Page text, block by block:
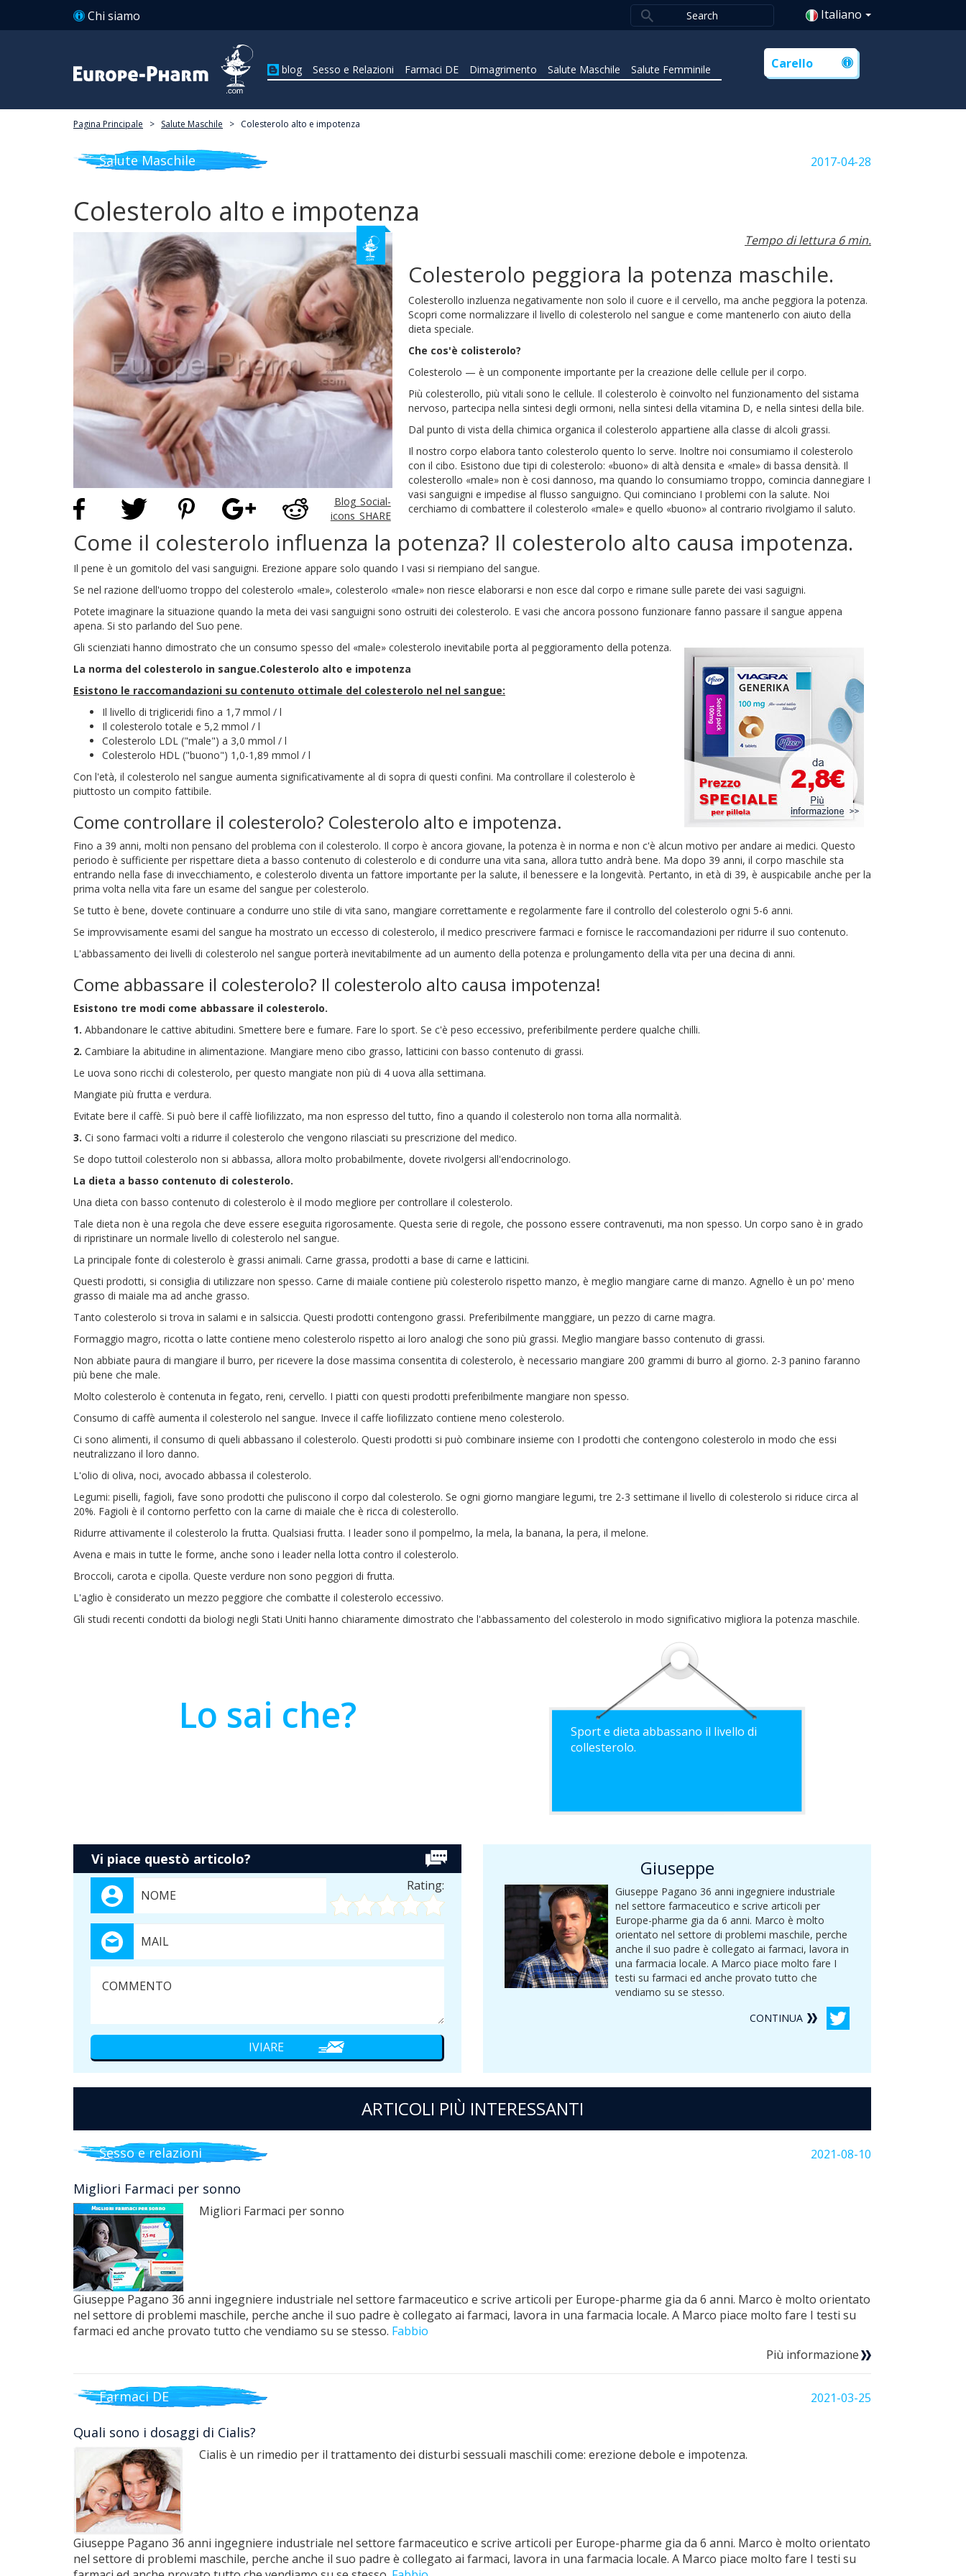
Chi siamo Italiano
blog Sesso e Relazioni Farmaci DE Dimagrimento Salute Maschile Salute Femminile Carello
Pagina Principale > Salute Maschile > Colesterolo alto e impotenza
Salute Maschile 2017-04-28
Colesterolo alto e impotenza
Blog_Social-
icons_SHARE
Tempo di lettura 6 min.
Colesterolo peggiora la potenza maschile.
Colesterollo inzluenza negativamente non solo il cuore e il cervello, ma anche peggiora la potenza.
Scopri come normalizzare il livello di colesterolo nel sangue e come mantenerlo con aiuto della
dieta speciale.
Che cos'è colisterolo?
Colesterolo — è un componente importante per la creazione delle cellule per il corpo.
Più colesterollo, più vitali sono le cellule. Il colesterolo è coinvolto nel funzionamento del sistama
nervoso, partecipa nella sintesi degli ormoni, nella sintesi della vitamina D, e nella sintesi della bile.
Dal punto di vista della chimica organica il colesterolo appartiene alla classe di alcoli grassi.
Il nostro corpo elabora tanto colesterolo quento lo serve. Inoltre noi consumiamo il colesterolo
con il cibo. Esistono due tipi di colesterolo: «buono» di altà densita e «male» di bassa densità. Il
colesterollo «male» non è cosi dannoso, ma quando lo consumiamo troppo, comincia dannegiare I
vasi sanguigni e impedise al flusso sanguigno. Qui cominciano I problemi con la salute. Noi
cerchiamo di combattere il colesterolo «male» e quello «buono» al contrario rivolgiamo il saluto.
Come il colesterolo influenza la potenza? Il colesterolo alto causa impotenza.
Il pene è un gomitolo del vasi sanguigni. Erezione appare solo quando I vasi si riempiano del sangue.
Se nel razione dell'uomo troppo del colesterolo «male», colesterolo «male» non riesce elaborarsi e non esce dal corpo e rimane sulle parete dei vasi saguigni.
Potete imaginare la situazione quando la meta dei vasi sanguigni sono ostruiti dei colesterolo. E vasi che ancora possono funzionare fanno passare il sangue appena
apena. Si sto parlando del Suo pene.
Gli scienziati hanno dimostrato che un consumo spesso del «male» colesterolo inevitabile porta al peggioramento della potenza.
La norma del colesterolo in sangue.Colesterolo alto e impotenza
Esistono le raccomandazioni su contenuto ottimale del colesterolo nel nel sangue:
Il livello di trigliceridi fino a 1,7 mmol / l
Il colesterolo totale e 5,2 mmol / l
Colesterolo LDL ("male") a 3,0 mmol / l
Colesterolo HDL ("buono") 1,0-1,89 mmol / l
Con l'età, il colesterolo nel sangue aumenta significativamente al di sopra di questi confini. Ma controllare il colesterolo è
piuttosto un compito fattibile.
Come controllare il colesterolo? Colesterolo alto e impotenza.
Fino a 39 anni, molti non pensano del problema con il colesterolo. Il corpo è ancora giovane, la potenza è in norma e non c'è alcun motivo per andare ai medici. Questo
periodo è sufficiente per rispettare dieta a basso contenuto di colesterolo e di condurre una vita sana, allora tutto andrà bene. Ma dopo 39 anni, il corpo maschile sta
entrando nella fase di invecchiamento, e colesterolo diventa un fattore importante per la salute, il benessere e la longevità. Pertanto, in età di 39, è auspicabile anche per la
prima volta nella vita fare un esame del sangue per colesterolo.
Se tutto è bene, dovete continuare a condurre uno stile di vita sano, mangiare correttamente e regolarmente fare il controllo del colesterolo ogni 5-6 anni.
Se improvvisamente esami del sangue ha mostrato un eccesso di colesterolo, il medico prescrivere farmaci e fornisce le raccomandazioni per ridurre il suo contenuto.
L'abbassamento dei livelli di colesterolo nel sangue porterà inevitabilmente ad un aumento della potenza e prolungamento della vita per una decina di anni.
Come abbassare il colesterolo? Il colesterolo alto causa impotenza!
Esistono tre modi come abbassare il colesterolo.
1. Abbandonare le cattive abitudini. Smettere bere e fumare. Fare lo sport. Se c'è peso eccessivo, preferibilmente perdere qualche chilli.
2. Cambiare la abitudine in alimentazione. Mangiare meno cibo grasso, latticini con basso contenuto di grassi.
Le uova sono ricchi di colesterolo, per questo mangiate non più di 4 uova alla settimana.
Mangiate più frutta e verdura.
Evitate bere il caffè. Si può bere il caffè liofilizzato, ma non espresso del tutto, fino a quando il colesterolo non torna alla normalità.
3. Ci sono farmaci volti a ridurre il colesterolo che vengono rilasciati su prescrizione del medico.
Se dopo tuttoil colesterolo non si abbassa, allora molto probabilmente, dovete rivolgersi all'endocrinologo.
La dieta a basso contenuto di colesterolo.
Una dieta con basso contenuto di colesterolo è il modo megliore per controllare il colesterolo.
Tale dieta non è una regola che deve essere eseguita rigorosamente. Questa serie di regole, che possono essere contravenuti, ma non spesso. Un corpo sano è in grado
di ripristinare un normale livello di colesterolo nel sangue.
La principale fonte di colesterolo è grassi animali. Carne grassa, prodotti a base di carne e latticini.
Questi prodotti, si consiglia di utilizzare non spesso. Carne di maiale contiene più colesterolo rispetto manzo, è meglio mangiare carne di manzo. Agnello è un po' meno
grasso di maiale ma ad anche grasso.
Tanto colesterolo si trova in salami e in salsiccia. Questi prodotti contengono grassi. Preferibilmente manggiare, un pezzo di carne magra.
Formaggio magro, ricotta o latte contiene meno colesterolo rispetto ai loro analogi che sono più grassi. Meglio mangiare basso contenuto di grassi.
Non abbiate paura di mangiare il burro, per ricevere la dose massima consentita di colesterolo, è necessario mangiare 200 grammi di burro al giorno. 2-3 panino faranno
più bene che male.
Molto colesterolo è contenuta in fegato, reni, cervello. I piatti con questi prodotti preferibilmente mangiare non spesso.
Consumo di caffè aumenta il colesterolo nel sangue. Invece il caffe liofilizzato contiene meno colesterolo.
Ci sono alimenti, il consumo di queli abbassano il colesterolo. Questi prodotti si può combinare insieme con I prodotti che contengono colesterolo in modo che essi
neutralizzano il loro danno.
L'olio di oliva, noci, avocado abbassa il colesterolo.
Legumi: piselli, fagioli, fave sono prodotti che puliscono il corpo dal colesterolo. Se ogni giorno mangiare legumi, tre 2-3 settimane il livello di colesterolo si riduce circa al
20%. Fagioli è il contorno perfetto con la carne di maiale che è ricca di colesterollo.
Ridurre attivamente il colesterolo la frutta. Qualsiasi frutta. I leader sono il pompelmo, la mela, la banana, la pera, il melone.
Avena e mais in tutte le forme, anche sono i leader nella lotta contro il colesterolo.
Broccoli, carota e cipolla. Queste verdure non sono peggiori di frutta.
L'aglio è considerato un mezzo peggiore che combatte il colesterolo eccessivo.
Gli studi recenti condotti da biologi negli Stati Uniti hanno chiaramente dimostrato che l'abbassamento del colesterolo in modo significativo migliora la potenza maschile.
Lo sai che?
Sport e dieta abbassano il livello di
collesterolo.
Vi piace questò articolo?
Rating:
Giuseppe
Giuseppe Pagano 36 anni ingegniere industriale
nel settore farmaceutico e scrive articoli per
Europe-pharme gia da 6 anni. Marco è molto
orientato nel settore di problemi maschile, perche
anche il suo padre è collegato ai farmaci, lavora in
una farmacia locale. A Marco piace molto fare I
testi su farmaci ed anche provato tutto che
vendiamo su se stesso.
CONTINUA
ARTICOLI PIÙ INTERESSANTI
Sesso e relazioni 2021-08-10
Migliori Farmaci per sonno
Migliori Farmaci per sonno
Giuseppe Pagano 36 anni ingegniere industriale nel settore farmaceutico e scrive articoli per Europe-pharme gia da 6 anni. Marco è molto orientato
nel settore di problemi maschile, perche anche il suo padre è collegato ai farmaci, lavora in una farmacia locale. A Marco piace molto fare I testi su
farmaci ed anche provato tutto che vendiamo su se stesso. Fabbio
Più informazione
Farmaci DE 2021-03-25
Quali sono i dosaggi di Cialis?
Cialis è un rimedio per il trattamento dei disturbi sessuali maschili come: erezione debole e impotenza.
Giuseppe Pagano 36 anni ingegniere industriale nel settore farmaceutico e scrive articoli per Europe-pharme gia da 6 anni. Marco è molto orientato
nel settore di problemi maschile, perche anche il suo padre è collegato ai farmaci, lavora in una farmacia locale. A Marco piace molto fare I testi su